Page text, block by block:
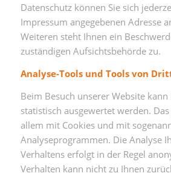
Datenschutz können Sie sich
Impressum angegebenen Adresse
Weiteren steht Ihnen ein
zuständigen Aufsichtsbehörde zu.
Analyse-Tools und Tools von
Beim Besuch unserer Website
statistisch ausgewertet werden.
allem mit Cookies und mit
Analyseprogrammen. Die Analyse
Verhaltens erfolgt in der Regel
Verhalten kann nicht zu Ihnen